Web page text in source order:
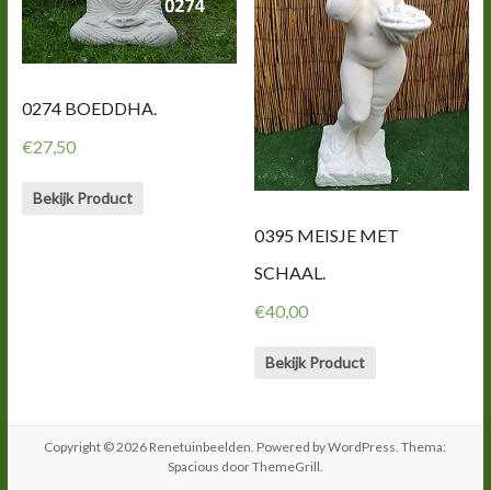
0274 BOEDDHA.
€27,50
Bekijk Product
0395 MEISJE MET
SCHAAL.
€40,00
Bekijk Product
Copyright © 2026 Renetuinbeelden . Powered byWordPress . Thema:
Spacious doorThemeGrill